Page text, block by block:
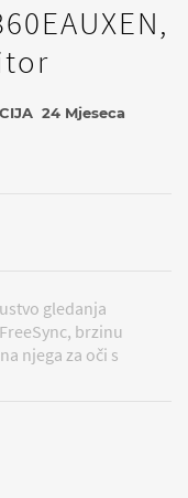
24 Mjeseca
gledanja
brzinu
njega za oči s